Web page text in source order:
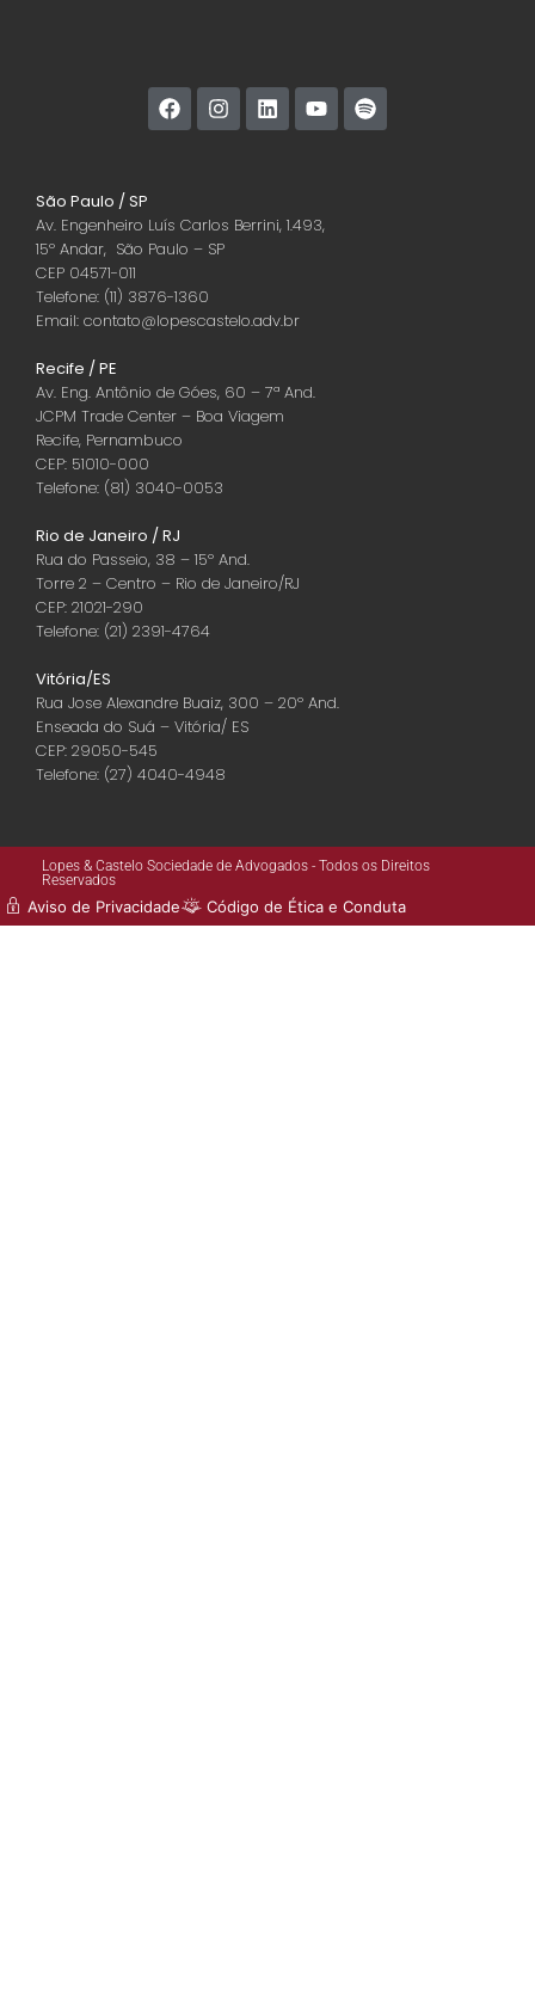
São Paulo / SP
Av. Engenheiro Luís Carlos Berrini, 1.493,
15º Andar, São Paulo – SP
CEP 04571-011
Telefone: (11) 3876-1360
Email: contato@lopescastelo.adv.br
Recife / PE
Av. Eng. Antônio de Góes, 60 – 7ª And.
JCPM Trade Center – Boa Viagem
Recife, Pernambuco
CEP: 51010-000
Telefone: (81) 3040-0053
Rio de Janeiro / RJ
Rua do Passeio, 38 – 15º And.
Torre 2 – Centro – Rio de Janeiro/RJ
CEP: 21021-290
Telefone: (21) 2391-4764
Vitória/ES
Rua Jose Alexandre Buaiz, 300 – 20º And.
Enseada do Suá – Vitória/ ES
CEP: 29050-545
Telefone: (27) 4040-4948
Lopes & Castelo Sociedade de Advogados - Todos os Direitos
Reservados
Aviso de Privacidade Código de Ética e Conduta